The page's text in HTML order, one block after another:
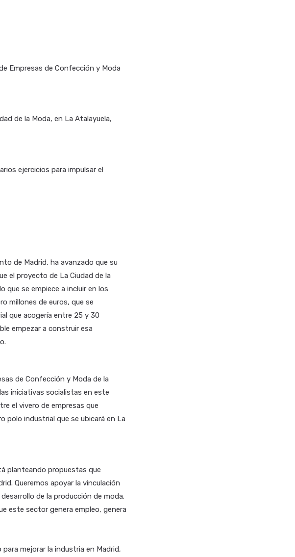
Empresas de Confección y Moda
de la Moda, en La Atalayuela,
ejercicios para impulsar el
de Madrid, ha avanzado que su
el proyecto de La Ciudad de la
que se empiece a incluir en los
millones de euros, que se
que acogería entre 25 y 30
empezar a construir esa
de Confección y Moda de la
iniciativas socialistas en este
el vivero de empresas que
polo industrial que se ubicará en La
planteando propuestas que
Queremos apoyar la vinculación
de la producción de moda.
este sector genera empleo, genera
mejorar la industria en Madrid,